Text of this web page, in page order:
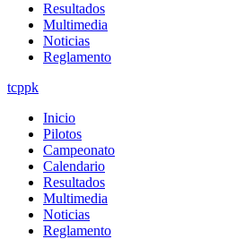
Resultados
Multimedia
Noticias
Reglamento
tcppk
Inicio
Pilotos
Campeonato
Calendario
Resultados
Multimedia
Noticias
Reglamento